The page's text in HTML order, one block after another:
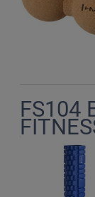
FS104